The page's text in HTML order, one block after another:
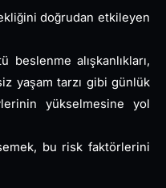
doğrudan etkileyen
beslenme alışkanlıkları,
yaşam tarzı gibi günlük
yükselmesine yol
bu risk faktörlerini